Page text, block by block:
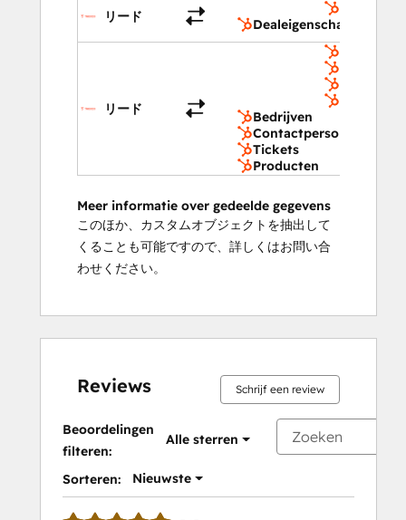
リード
Dealeigenschappen
リード
Bedrijven
Contactpersonen
Tickets
Producten
Meer informatie over gedeelde gegevens
このほか、カスタムオブジェクトを抽出して
くることも可能ですので、詳しくはお問い合
わせください。
Reviews Schrijf een review
Beoordelingen
filteren:
Alle sterren
Sorteren: Nieuwste